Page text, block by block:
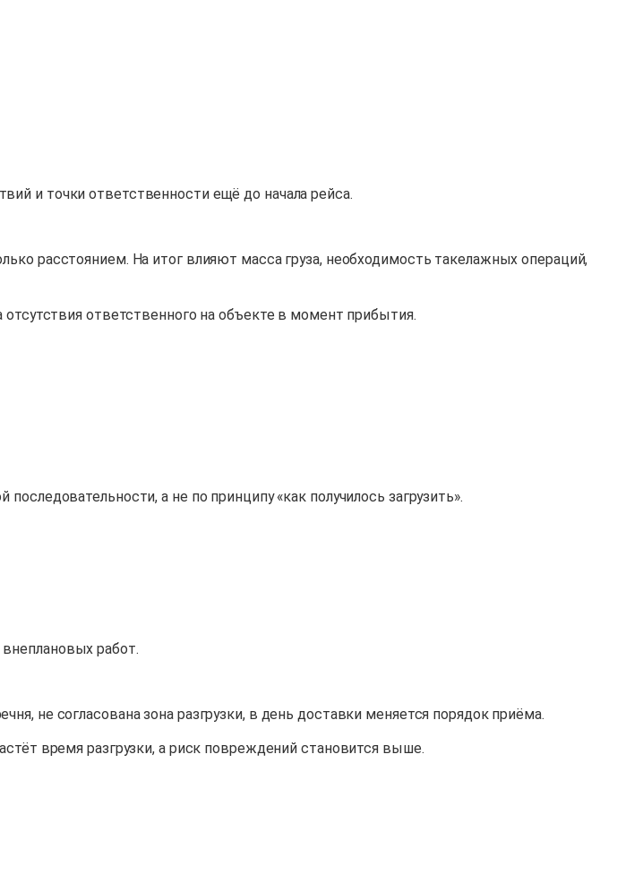
и точки ответственности ещё до начала рейса.
расстоянием. На итог влияют масса груза, необходимость такелажных операций,
отсутствия ответственного на объекте в момент прибытия.
а не по принципу «как получилось загрузить».
работ.
не согласована зона разгрузки, в день доставки меняется порядок приёма.
время разгрузки, а риск повреждений становится выше.